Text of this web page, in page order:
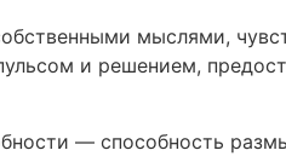
мыслями,
и решением,
— способность